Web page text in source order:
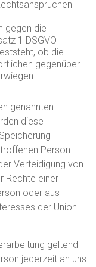
gegen die
1 DSGVO
ob die
gegenüber
genannten
diese
Person
Verteidigung von
Rechte einer
oder aus
der Union
geltend
jederzeit an uns